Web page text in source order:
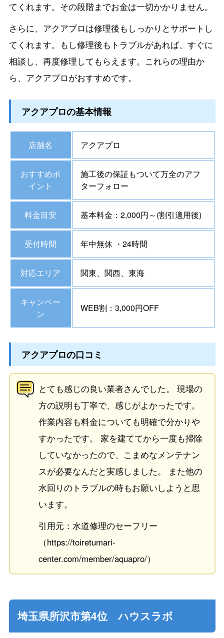
てくれます。その段階までお金は一切かかりません。
さらに、アクアプロは修理後もしっかりとサポートし
てくれます。もし修理後もトラブルがあれば、すぐに
相談し、再度修理してもらえます。これらの理由か
ら、アクアプロがおすすめです。
アクアプロの基本情報
店舗名 アクアプロ
おすすめポ
イント
施工後の保証もついて万全のアフ
ターフォロー
料金目安 基本料金：2,000円～(割引適用後)
受付時間 年中無休 ・24時間
対応エリア 関東、関西、東海
キャンペー
ン
WEB割：3,000円OFF
アクアプロの口コミ
とても感じの良い業者さんでした。 現場の
方の説明も丁寧で、感じがよかったです。
作業内容も料金についても明確で分かりや
すかったです。 家を建ててから一度も掃除
していなかったので、こまめなメンテナン
スが必要なんだと実感しました。 また他の
水回りのトラブルの時もお願いしようと思
います。
引用元：水道修理のセーフリー
（https://toiretumari-
center.com/member/aquapro/）
埼玉県所沢市第4位 ハウスラボ